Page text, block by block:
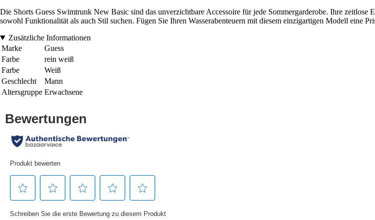
Die Shorts Guess Swimtrunk New Basic sind das unverzichtbare Accessoire für jede Sommergarderobe. Ihre
sowohl Funktionalität als auch Stil suchen. Fügen Sie Ihren Wasserabenteuern mit diesem einzigartigen Modell eine
Zusätzliche Informationen
Marke
Guess
Farbe
rein weiß
Farbe
Weiß
Geschlecht
Mann
Altersgruppe Erwachsene